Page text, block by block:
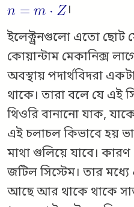
।
ইলেক্ট্রনগুলো এতো ছোট
কোয়ান্টাম মেকানিক্স
অবস্থায় পদার্থবিদরা
থাকে। তারা বলে যে এই
থিওরি বানানো যাক,
এই চলাচল কিভাবে হয়
মাথা গুলিয়ে যাবে।
জটিল সিস্টেম। তার মধ্যে
আছে আর থাকে থাকে